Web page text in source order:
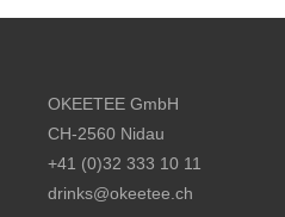
OKEETEE GmbH
CH-2560 Nidau
+41 (0)32 333 10 11
drinks@okeetee.ch